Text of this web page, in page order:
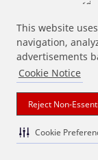
This website
navigation,
advertisements
Cookie Notice
Reject Non-
Cookie
แบรนด์ที่